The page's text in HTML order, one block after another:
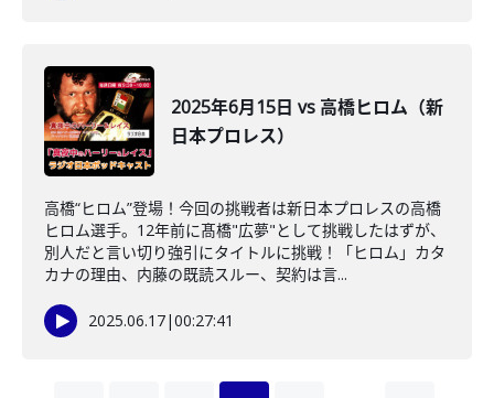
2025年6月15日 vs 高橋ヒロム（新
日本プロレス）
高橋“ヒロム”登場！今回の挑戦者は新日本プロレスの高橋
ヒロム選手。12年前に髙橋"広夢"として挑戦したはずが、
別人だと言い切り強引にタイトルに挑戦！「ヒロム」カタ
カナの理由、内藤の既読スルー、契約は言...
2025.06.17|00:27:41